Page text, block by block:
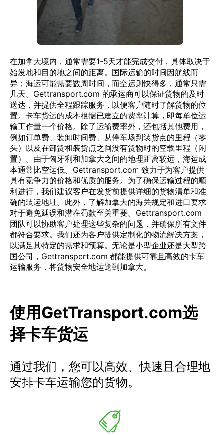
在加拿大境内，通常需要1-5天才能完成交付，具体取决于
始发地和目的地之间的距离。国际运输的时间因航线而
异；海运可能需要数周时间，而空运则快得多，通常只需
几天。Gettransport.com 的承运商可以保证货物的及时
送达，并提供全程跟踪服务，以便客户随时了解货物的位
置。卡车货运的成本根据已建立的费率计算，即每单位运
输工作量一个价格。除了运输费率外，还包括其他费用，
例如订单费、装卸时间费、从停车场到装货点的里程（零
头）以及在卸货和装货点之间没有货物时的空载里程（闲
置）。由于匈牙利和加拿大之间的地理距离较远，海运成
本通常比空运低。Gettransport.com 致力于为客户提供
具有竞争力的价格和优质的服务。为了确保运输过程的顺
利进行，我们建议客户在发货前提供详细的货物清单和准
确的装运地址。此外，了解加拿大的海关规定和进口要求
对于避免延误和潜在罚款至关重要。Gettransport.com
团队可以协助客户处理这些复杂的问题，并确保所有文件
都符合要求。我们还为客户提供定制化的物流解决方案，
以满足其特定的需求和预算。无论是小型企业还是大型跨
国公司，Gettransport.com 都能提供可靠且高效的卡车
运输服务，将货物安全地运送到加拿大。
使用GetTransport.com选
择卡车货运
通过我们，您可以高效、快速且合理地
安排卡车运输您的货物。